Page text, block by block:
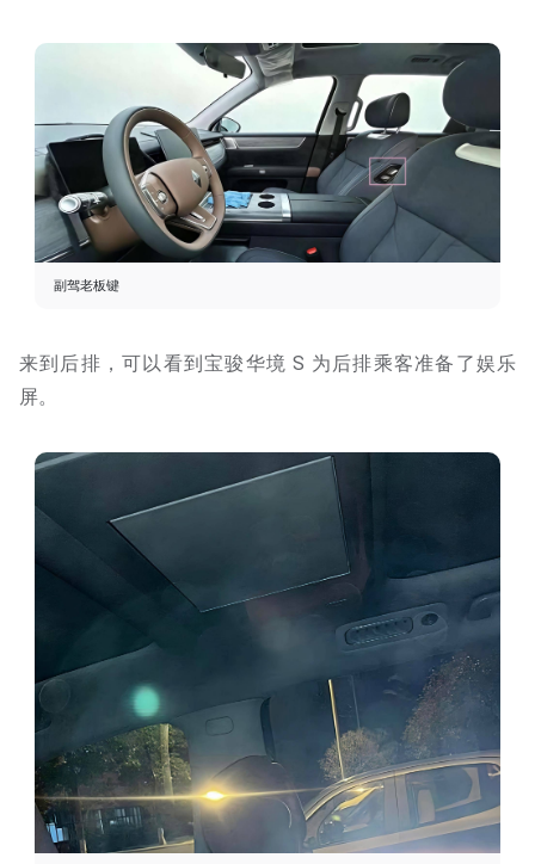
副驾老板键
来到后排，可以看到宝骏华境 S 为后排乘客准备了娱乐
屏。